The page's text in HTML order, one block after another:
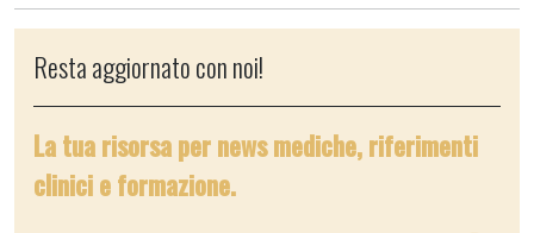
Resta aggiornato con noi!
La tua risorsa per news mediche, riferimenti
clinici e formazione.